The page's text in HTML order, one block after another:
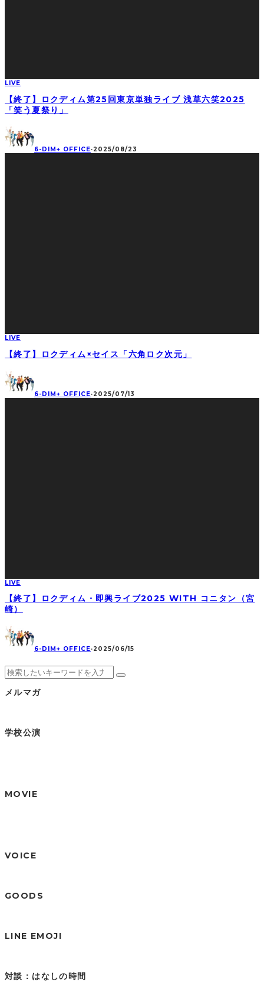
LIVE
【終了】ロクディム第25回東京単独ライブ 浅草六笑2025
「笑う夏祭り」
6-DIM+ OFFICE·2025/08/23
LIVE
【終了】ロクディム×セイス「六角ロク次元」
6-DIM+ OFFICE·2025/07/13
LIVE
【終了】ロクディム・即興ライブ2025 WITH コニタン（宮
崎）
6-DIM+ OFFICE·2025/06/15
メルマガ
学校公演
MOVIE
VOICE
GOODS
LINE EMOJI
対談：はなしの時間